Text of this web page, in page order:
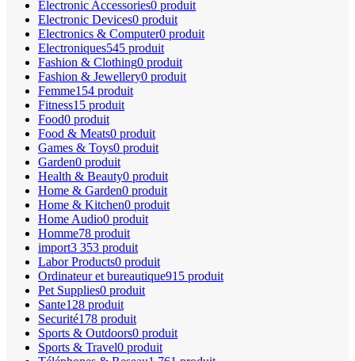
Electronic Accessories0 produit
Electronic Devices0 produit
Electronics & Computer0 produit
Electroniques545 produit
Fashion & Clothing0 produit
Fashion & Jewellery0 produit
Femme154 produit
Fitness15 produit
Food0 produit
Food & Meats0 produit
Games & Toys0 produit
Garden0 produit
Health & Beauty0 produit
Home & Garden0 produit
Home & Kitchen0 produit
Home Audio0 produit
Homme78 produit
import3 353 produit
Labor Products0 produit
Ordinateur et bureautique915 produit
Pet Supplies0 produit
Sante128 produit
Securité178 produit
Sports & Outdoors0 produit
Sports & Travel0 produit